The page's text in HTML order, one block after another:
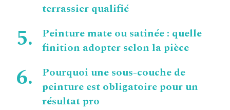
terrassier qualifié
Peinture mate ou satinée : quelle
finition adopter selon la pièce
Pourquoi une sous-couche de
peinture est obligatoire pour un
résultat pro